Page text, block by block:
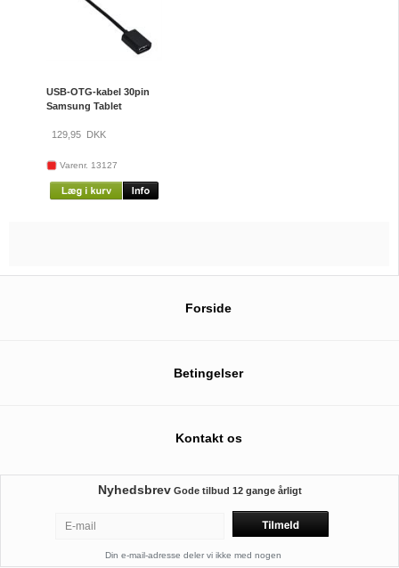
USB-OTG-kabel 30pin
Samsung Tablet
129,95DKK
Varenr. 13127
Forside
Betingelser
Kontakt os
Nyhedsbrev Gode tilbud 12 gange årligt
Din e-mail-adresse deler vi ikke med nogen